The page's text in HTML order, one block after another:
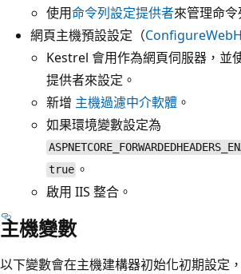
使用命令列設定提供者來管理命令
網頁主機預設設定（
Kestrel 會用作為網頁伺服器，並
提供者來設定。
新增 主機過濾中介軟體 。
如果環境變數設定為
true 。
啟用 IIS 整合。
主機變數
以下變數會在主機建構器初始化初期設定